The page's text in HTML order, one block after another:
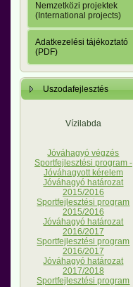
Nemzetközi projektek
(International projects)
Adatkezelési tájékoztató
(PDF)
Uszodafejlesztés
Vízilabda
Jóváhagyó végzés
Sportfejlesztési program -
Jóváhagyott kérelem
Jóváhagyó határozat
2015/2016
Sportfejlesztési program
2015/2016
Jóváhagyó határozat
2016/2017
Sportfejlesztési program
2016/2017
Jóváhagyó határozat
2017/2018
Sportfejlesztési program